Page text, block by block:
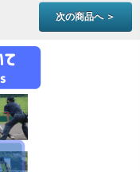
次の商品へ ＞